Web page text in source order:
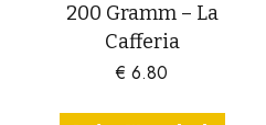
200 Gramm – La
Cafferia
€ 6.80